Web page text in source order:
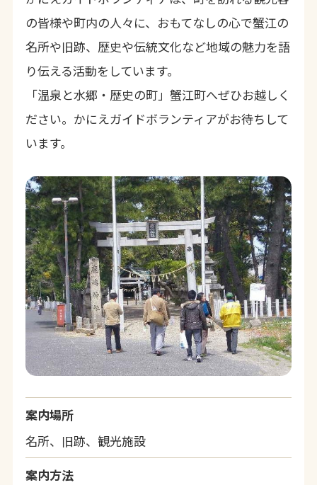
の皆様や町内の人々に、おもてなしの心で蟹江の
名所や旧跡、歴史や伝統文化など地域の魅力を語
り伝える活動をしています。
「温泉と水郷・歴史の町」蟹江町へぜひお越しく
ださい。かにえガイドボランティアがお待ちして
います。
案内場所
名所、旧跡、観光施設
案内方法